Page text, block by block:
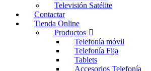
Televisión Satélite
Contactar
Tienda Online
Productos
Telefonía móvil
Telefonía Fija
Tablets
Accesorios Telefonía